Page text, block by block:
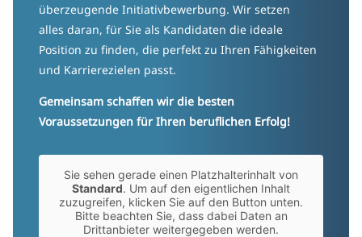
überzeugende Initiativbewerbung. Wir setzen
alles daran, für Sie als Kandidaten die ideale
Position zu finden, die perfekt zu Ihren Fähigkeiten
und Karrierezielen passt.
Gemeinsam schaffen wir die besten
Voraussetzungen für Ihren beruflichen Erfolg!
Sie sehen gerade einen Platzhalterinhalt von
Standard. Um auf den eigentlichen Inhalt
zuzugreifen, klicken Sie auf den Button unten.
Bitte beachten Sie, dass dabei Daten an
Drittanbieter weitergegeben werden.